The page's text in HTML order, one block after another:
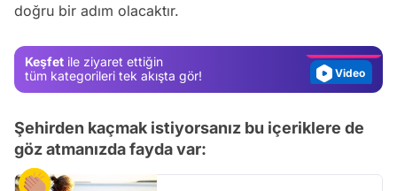
doğru bir adım olacaktır.
Keşfet ile ziyaret ettiğin
tüm kategorileri tek akışta gör!
Video
Şehirden kaçmak istiyorsanız bu içeriklere de
göz atmanızda fayda var: